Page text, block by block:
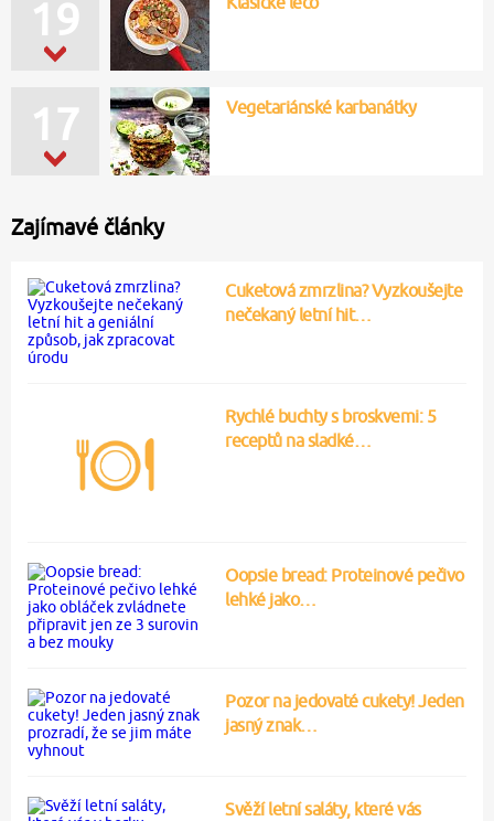
17
17 Vegetariánské karbanátky
Zajímavé články
Cuketová zmrzlina? Vyzkoušejte
nečekaný letní hit…
Rychlé buchty s broskvemi: 5
receptů na sladké…
Oopsie bread: Proteinové pečivo
lehké jako…
Pozor na jedovaté cukety! Jeden
jasný znak…
Svěží letní saláty, které vás